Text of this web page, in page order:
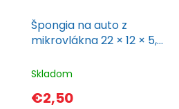
Špongia na auto z
mikrovlákna 22 × 12 × 5,5
Skladom
€2,50